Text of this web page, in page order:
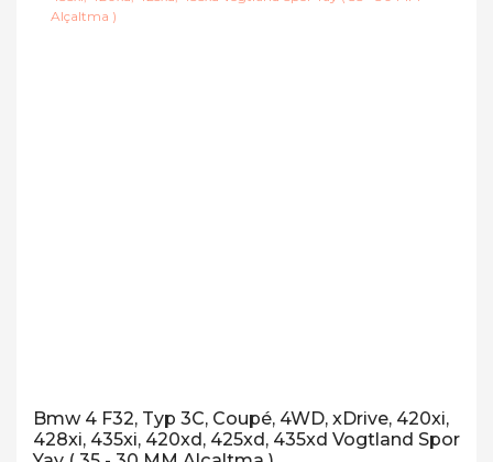
Bmw 4 F32, Typ 3C, Coupé, 4WD, xDrive, 420xi,
428xi, 435xi, 420xd, 425xd, 435xd Vogtland Spor